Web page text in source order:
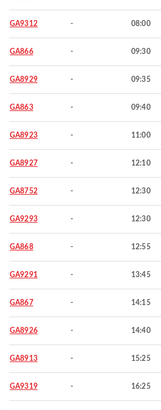
GA9312 - 08:00
GA866 - 09:30
GA8929 - 09:35
GA863 - 09:40
GA8923 - 11:00
GA8927 - 12:10
GA8752 - 12:30
GA9293 - 12:30
GA868 - 12:55
GA9291 - 13:45
GA867 - 14:15
GA8926 - 14:40
GA8913 - 15:25
GA9319 - 16:25